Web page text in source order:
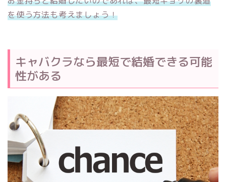
を使う方法も考えましょう！
キャバクラなら最短で結婚できる可能
性がある